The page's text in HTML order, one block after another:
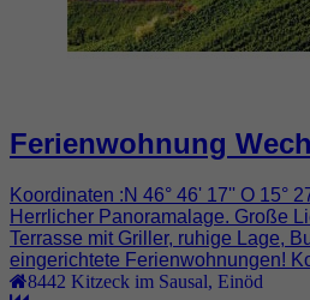
Ferienwohnung
Koordinaten :N 46° 46' 17'' O 15°
Herrlicher Panoramalage. Große
Terrasse mit Griller, ruhige Lage,
eingerichtete Ferienwohnungen!
8442 Kitzeck im Sausal Einöd